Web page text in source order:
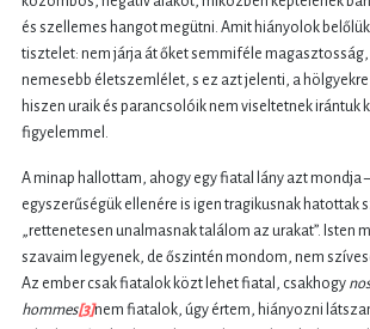
és szellemes hangot megütni. Amit hiányolok
tisztelet: nem járja át őket semmiféle
nemesebb életszemlélet, s ez azt jelenti, a
hiszen uraik és parancsolóik nem viseltetnek irántuk
figyelemmel.
A minap hallottam, ahogy egy fiatal lány azt mondja
egyszerűségük ellenére is igen tragikusnak hatottak
„rettenetesen unalmasnak találom az urakat”. Isten
szavaim legyenek, de őszintén mondom, nem
Az ember csak fiatalok közt lehet fiatal, csakhogy
hommes[3]nem fiatalok, úgy értem, hiányozni